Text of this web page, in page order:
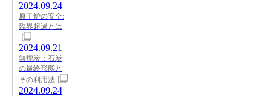
2024.09.24
原子炉の安全:
臨界超過とは
2024.09.21
無煙炭：石炭
の最終形態と
その利用法
2024.09.24